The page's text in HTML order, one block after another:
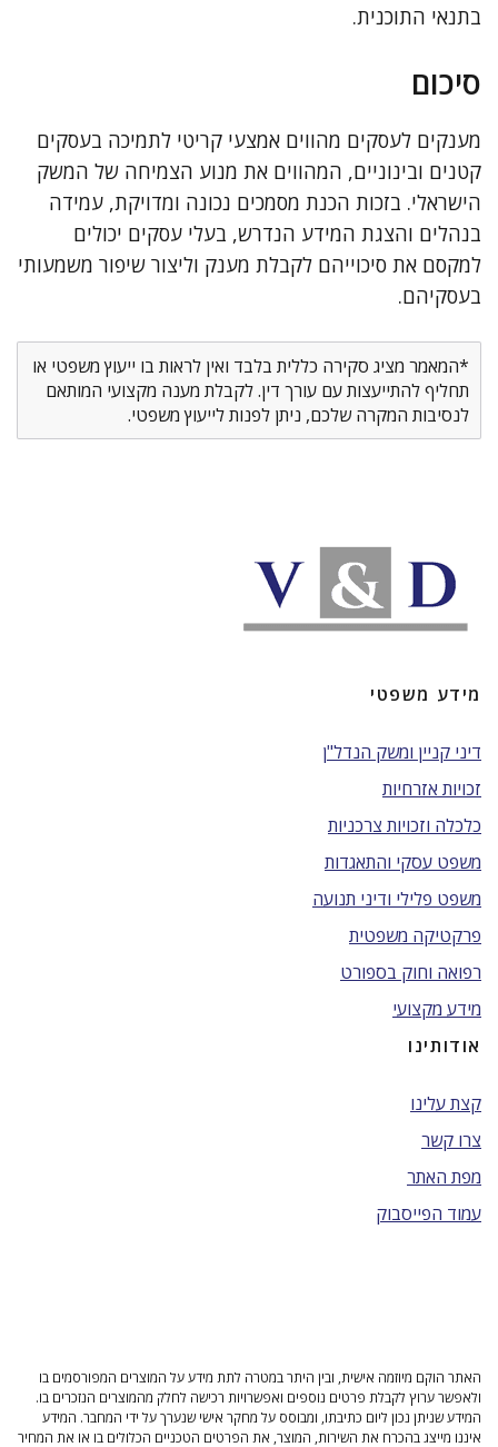
בתנאי התוכנית.
סיכום
מענקים לעסקים מהווים אמצעי קריטי לתמיכה בעסקים
קטנים ובינוניים, המהווים את מנוע הצמיחה של המשק
הישראלי. בזכות הכנת מסמכים נכונה ומדויקת, עמידה
בנהלים והצגת המידע הנדרש, בעלי עסקים יכולים
למקסם את סיכוייהם לקבלת מענק וליצור שיפור משמעותי
בעסקיהם.
*המאמר מציג סקירה כללית בלבד ואין לראות בו ייעוץ משפטי או
תחליף להתייעצות עם עורך דין. לקבלת מענה מקצועי המותאם
לנסיבות המקרה שלכם, ניתן לפנות לייעוץ משפטי.
מידע משפטי
דיני קניין ומשק הנדל"ן
זכויות אזרחיות
כלכלה וזכויות צרכניות
משפט עסקי והתאגדות
משפט פלילי ודיני תנועה
פרקטיקה משפטית
רפואה וחוק בספורט
מידע מקצועי
אודותינו
קצת עלינו
צרו קשר
מפת האתר
עמוד הפייסבוק
האתר הוקם מיוזמה אישית, ובין היתר במטרה לתת מידע על המוצרים המפורסמים בו
ולאפשר ערוץ לקבלת פרטים נוספים ואפשרויות רכישה לחלק מהמוצרים הנזכרים בו.
המידע שניתן נכון ליום כתיבתו, ומבוסס על מחקר אישי שנערך על ידי המחבר. המידע
איננו מייצג בהכרח את השירות, המוצר, את הפרטים הטכניים הכלולים בו או את המחיר